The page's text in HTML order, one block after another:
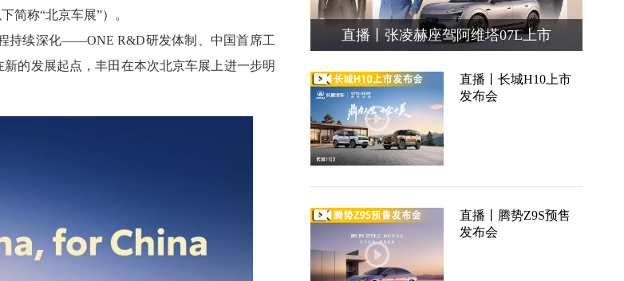
简称“北京车展”）。
持续深化——ONE R&D研发体制、中国首席工
的发展起点，丰田在本次北京车展上进一步明
直播丨张凌赫座驾阿维塔07L上市
直播丨长城H10上市
发布会
直播丨腾势Z9S预售
发布会